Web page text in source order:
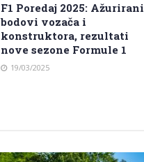
F1 Poredaj 2025: Ažurirani
bodovi vozača i
konstruktora, rezultati
nove sezone Formule 1
19/03/2025